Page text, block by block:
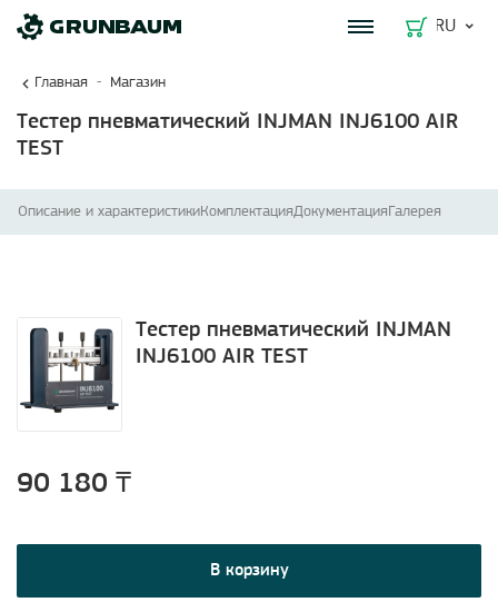
RU
Главная Магазин
Тестер пневматический INJMAN INJ6100 AIR
TEST
Описание и характеристикиКомплектацияДокументацияГалерея
Тестер пневматический INJMAN
INJ6100 AIR TEST
90 180 ₸
В корзину